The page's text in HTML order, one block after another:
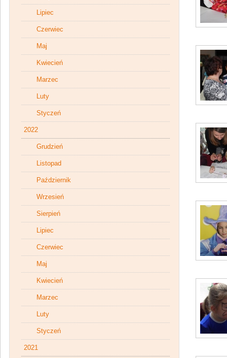
Lipiec
Czerwiec
Maj
Kwiecień
Marzec
Luty
Styczeń
2022
Grudzień
Listopad
Październik
Wrzesień
Sierpień
Lipiec
Czerwiec
Maj
Kwiecień
Marzec
Luty
Styczeń
2021